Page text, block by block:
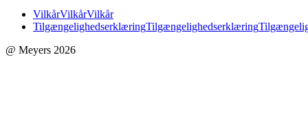
VilkårVilkårVilkår
TilgængelighedserklæringTilgængelighedserklæring
@ Meyers 2026